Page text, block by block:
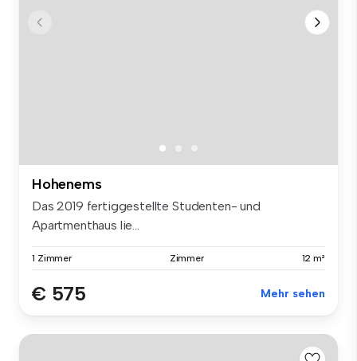
Hohenems
Das 2019 fertiggestellte Studenten- und
Apartmenthaus lie...
1 Zimmer Zimmer 12 m²
€ 575 Mehr sehen